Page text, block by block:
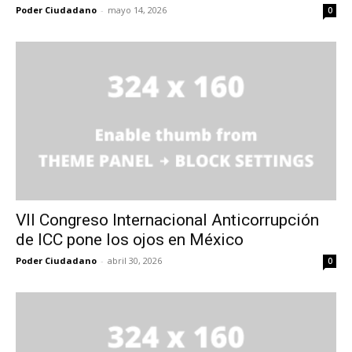
Poder Ciudadano - mayo 14, 2026 0
VII Congreso Internacional Anticorrupción
de ICC pone los ojos en México
Poder Ciudadano - abril 30, 2026 0